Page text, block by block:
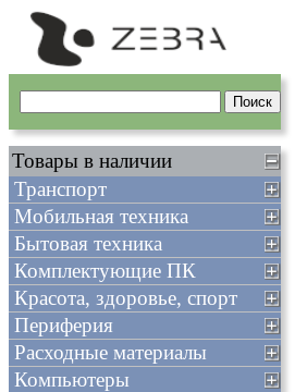
Товары в наличии
Транспорт
Мобильная техника
Бытовая техника
Комплектующие ПК
Красота, здоровье, спорт
Периферия
Расходные материалы
Компьютеры